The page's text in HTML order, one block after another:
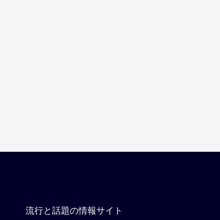
流行と話題の情報サイト